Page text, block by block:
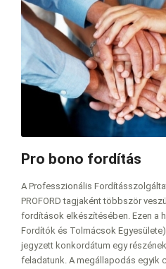
Pro bono fordítás
A Professzionális
PROFORD tagjaként többször
fordítások elkészítésében. Ezen a
Fordítók és Tolmácsok Egyesülete)
jegyzett konkordátum egy
feladatunk. A megállapodás egyik